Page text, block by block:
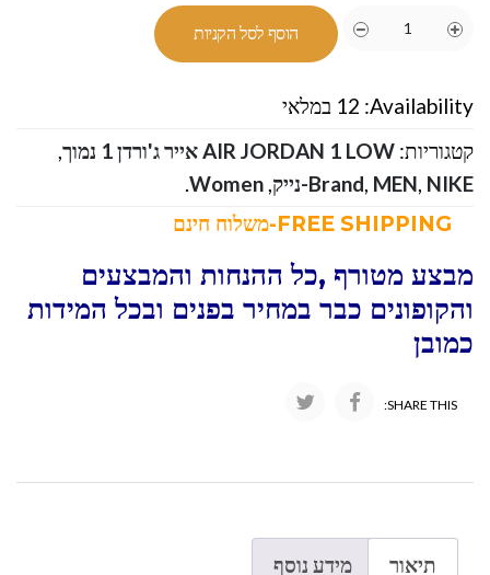
הוסף לסל הקניות
Availability: 12 במלאי
קטגוריות: AIR JORDAN 1 LOW אייר ג'ורדן 1 נמוך
,
Brand, MEN, NIKE-נייק ,
Women
.
מבצע מטורף ,כל ההנחות והמבצעים
והקופונים כבר במחיר בפנים ובכל המידות
כמובן
SHARE THIS:
תיאור מידע נוסף